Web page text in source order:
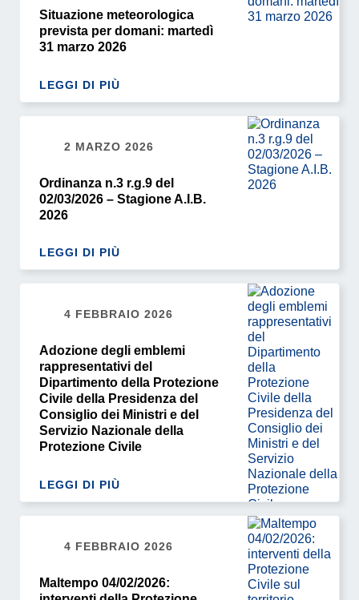
Situazione meteorologica
prevista per domani: martedì
31 marzo 2026
LEGGI DI PIÙ
2 MARZO 2026
Ordinanza n.3 r.g.9 del
02/03/2026 – Stagione A.I.B.
2026
LEGGI DI PIÙ
4 FEBBRAIO 2026
Adozione degli emblemi
rappresentativi del
Dipartimento della Protezione
Civile della Presidenza del
Consiglio dei Ministri e del
Servizio Nazionale della
Protezione Civile
LEGGI DI PIÙ
4 FEBBRAIO 2026
Maltempo 04/02/2026: